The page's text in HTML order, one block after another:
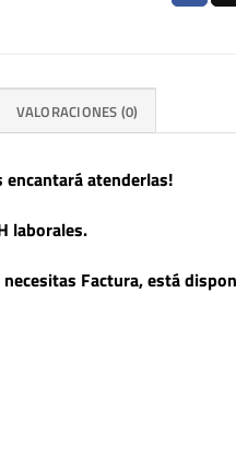
VALORACIONES (0)
encantará atenderlas!
laborales.
necesitas Factura, está